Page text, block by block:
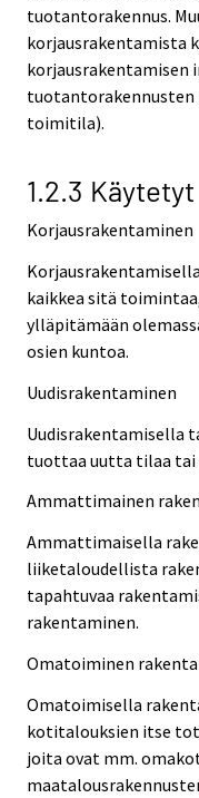
tuotantorakennus.
korjausrakentamista
korjausrakentamisen
toimitila).
1.2.3
Korjausrakentaminen
kaikkea sitä
ylläpitämään
osien kuntoa.
Uudisrakentaminen
Uudisrakentamisella
tuottaa uutta tilaa tai
Ammattimainen
Ammattimaisella
liiketaloudellista
tapahtuvaa
rakentaminen.
Omatoiminen
Omatoimisella
kotitalouksien itse
joita ovat mm.